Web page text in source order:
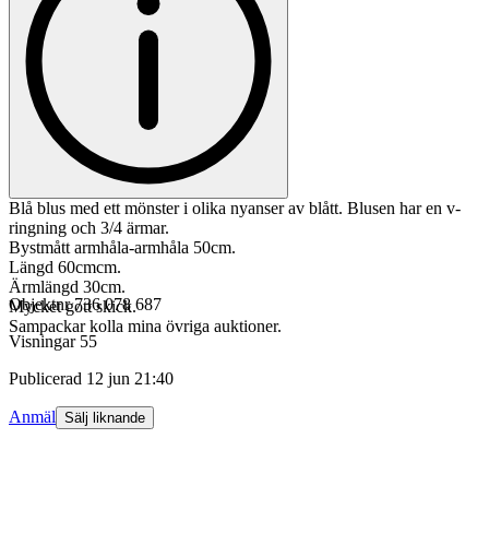
Blå blus med ett mönster i olika nyanser av blått. Blusen har en v-
ringning och 3/4 ärmar.
Bystmått armhåla-armhåla 50cm.
Längd 60cmcm.
Ärmlängd 30cm.
Mycket gott skick.
Sampackar kolla mina övriga auktioner.
Objektnr 736 078 687
Visningar 55
Publicerad 12 jun 21:40
Anmäl Sälj liknande